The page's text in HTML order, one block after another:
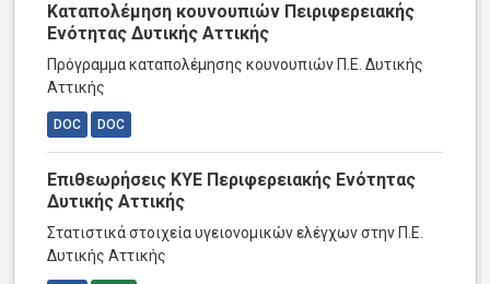
Καταπολέμηση κουνουπιών Πειριφερειακής
Ενότητας Δυτικής Αττικής
Πρόγραμμα καταπολέμησης κουνουπιών Π.Ε. Δυτικής
Αττικής
DOC DOC
Επιθεωρήσεις ΚΥΕ Περιφερειακής Ενότητας
Δυτικής Αττικής
Στατιστικά στοιχεία υγειονομικών ελέγχων στην Π.Ε.
Δυτικής Αττικής